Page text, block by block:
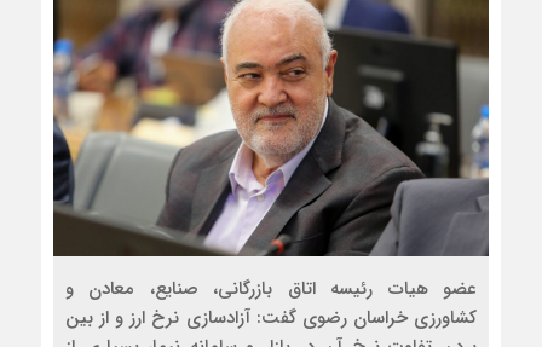
عضو هیات رئیسه اتاق بازرگانی، صنایع، معادن و
کشاورزی خراسان رضوی گفت: آزادسازی نرخ ارز و از بین